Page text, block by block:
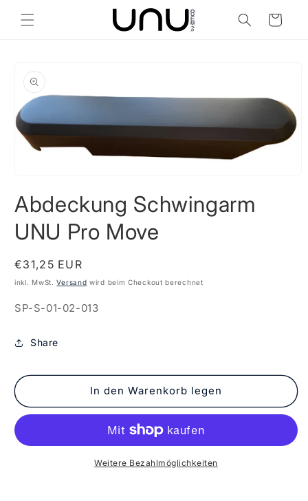
zum
Inhalt
Warenkorb
in
Modal
Abdeckung Schwingarm
UNU Pro Move
Normaler
Preis
€31,25 EUR
inkl. MwSt.Versand wird beim Checkout berechnet
SKU:
SP-S-01-02-013
Share
In den Warenkorb legen
Weitere Bezahlmöglichkeiten